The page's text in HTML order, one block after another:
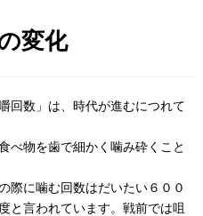
変化
回数」は、時代が進むにつれて
べ物を歯で細かく噛み砕くこと
際に噛む回数はだいたい６００
と言われています。戦前では咀